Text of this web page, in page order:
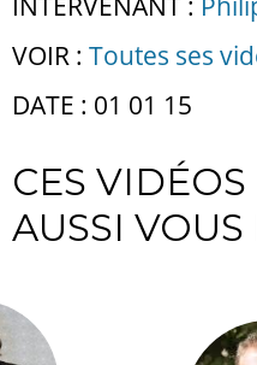
VOIR : Toutes ses
DATE : 01 01 15
CES
AUSSI VOUS